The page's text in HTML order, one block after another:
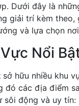
Dưới đây là
giải trí kèm theo,
và lựa chọn
Nổi
sở hữu nhiều khu
đó các địa điểm
sôi động và uy tín: